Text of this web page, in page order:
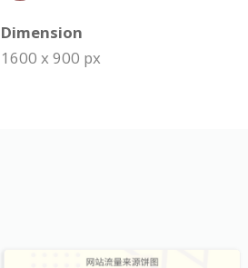
Dimension
1600 x 900 px